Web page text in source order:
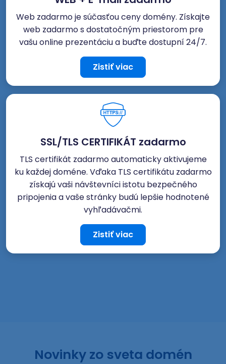
Web zadarmo je súčasťou ceny domény. Získajte
web zadarmo s dostatočným priestorom pre
vašu online prezentáciu a buďte dostupní 24/7.
Zistiť viac
SSL/TLS CERTIFIKÁT zadarmo
TLS certifikát zadarmo automaticky aktivujeme
ku každej doméne. Vďaka TLS certifikátu zadarmo
získajú vaši návštevníci istotu bezpečného
pripojenia a vaše stránky budú lepšie hodnotené
vyhľadávačmi.
Zistiť viac
Novinky zo sveta domén